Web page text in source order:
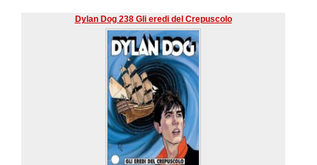
Dylan Dog 238 Gli eredi del Crepuscolo